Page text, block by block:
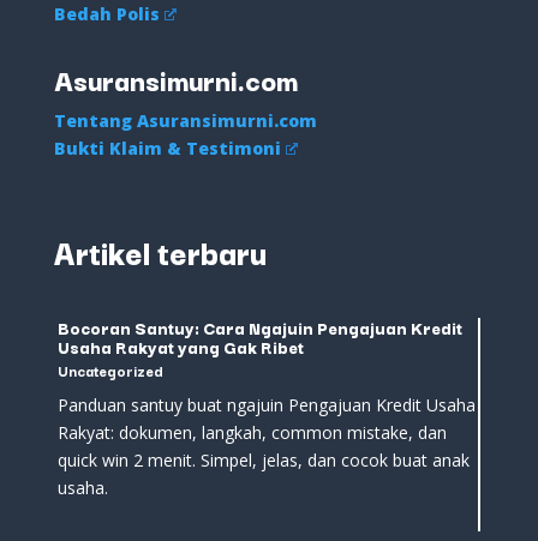
Bedah Polis
Asuransimurni.com
Tentang Asuransimurni.com
Bukti Klaim & Testimoni
Artikel terbaru
Bocoran Santuy: Cara Ngajuin Pengajuan Kredit
Usaha Rakyat yang Gak Ribet
Uncategorized
Panduan santuy buat ngajuin Pengajuan Kredit Usaha
Rakyat: dokumen, langkah, common mistake, dan
quick win 2 menit. Simpel, jelas, dan cocok buat anak
usaha.